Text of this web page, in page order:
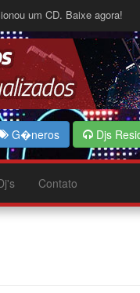
um CD. Baixe agora!
G�neros Djs
Contato